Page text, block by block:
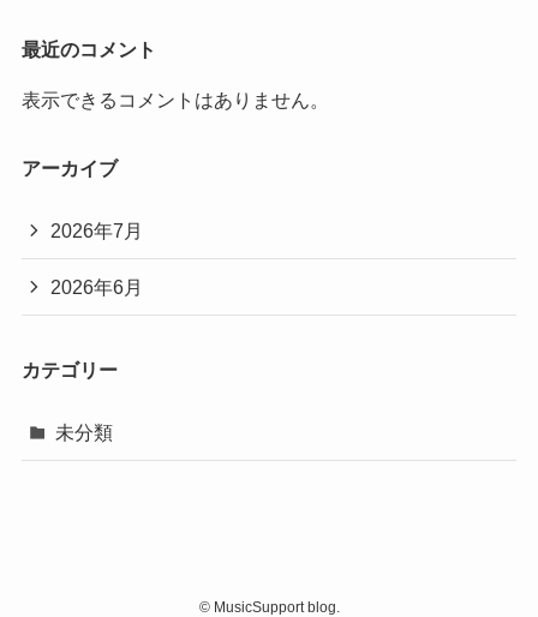
最近のコメント
表示できるコメントはありません。
アーカイブ
2026年7月
2026年6月
カテゴリー
未分類
©MusicSupport blog.